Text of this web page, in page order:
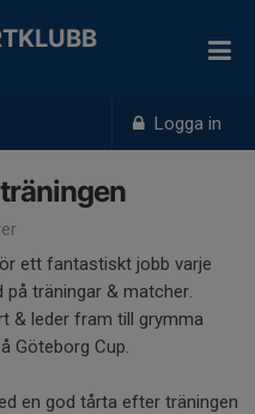
Logga in
ett fantastiskt jobb varje
på träningar & matcher.
& leder fram till grymma
Göteborg Cup.
en god tårta efter träningen